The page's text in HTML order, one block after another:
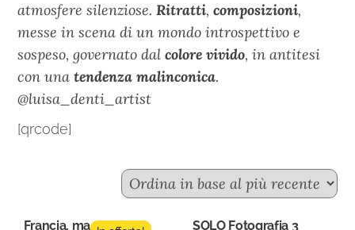
atmosfere silenziose.Ritratti,composizioni,
messe in scena di un mondo introspettivo e
sospeso, governato dalcolore vivido, in antitesi
con unatendenza malinconica.
@luisa_denti_artist
[qrcode]
Francia, ma chèrie!
SOLO Fotografia 3